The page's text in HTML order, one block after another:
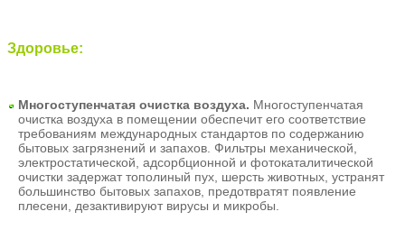
Здоровье:
Многоступенчатая очистка воздуха. Многоступенчатая
очистка воздуха в помещении обеспечит его соответствие
требованиям международных стандартов по содержанию
бытовых загрязнений и запахов. Фильтры механической,
электростатической, адсорбционной и фотокаталитической
очистки задержат тополиный пух, шерсть животных, устранят
большинство бытовых запахов, предотвратят появление
плесени, дезактивируют вирусы и микробы.